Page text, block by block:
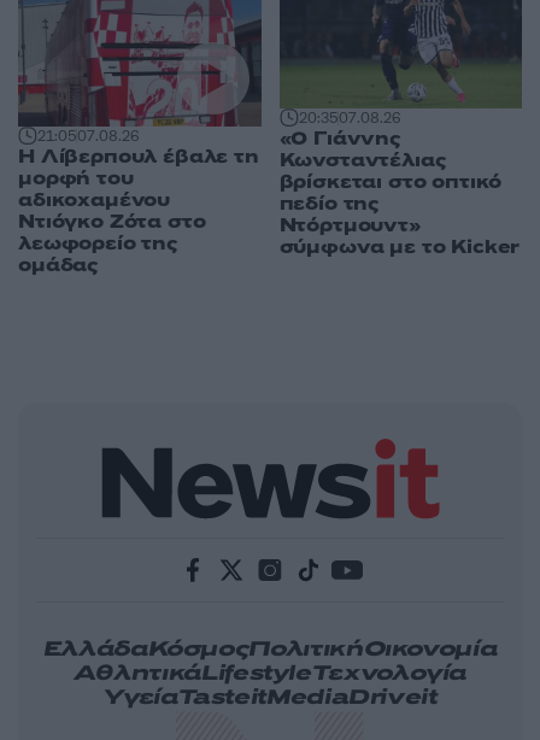
21:0507.08.26
Η Λίβερπουλ έβαλε τη
μορφή του
αδικοχαμένου
Ντιόγκο Ζότα στο
λεωφορείο της
ομάδας
20:3507.08.26
«Ο Γιάννης
Κωνσταντέλιας
βρίσκεται στο οπτικό
πεδίο της
Ντόρτμουντ»
σύμφωνα με το Kicker
ΕλλάδαΚόσμοςΠολιτικήΟικονομία
ΑθλητικάLifestyleΤεχνολογία
ΥγείαTasteitMediaDriveit